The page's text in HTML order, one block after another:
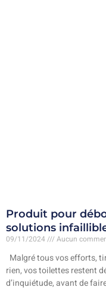
Produit pour
solutions
09/11/2024 Aucun
Malgré tous vos efforts,
rien, vos toilettes restent
d’inquiétude, avant de